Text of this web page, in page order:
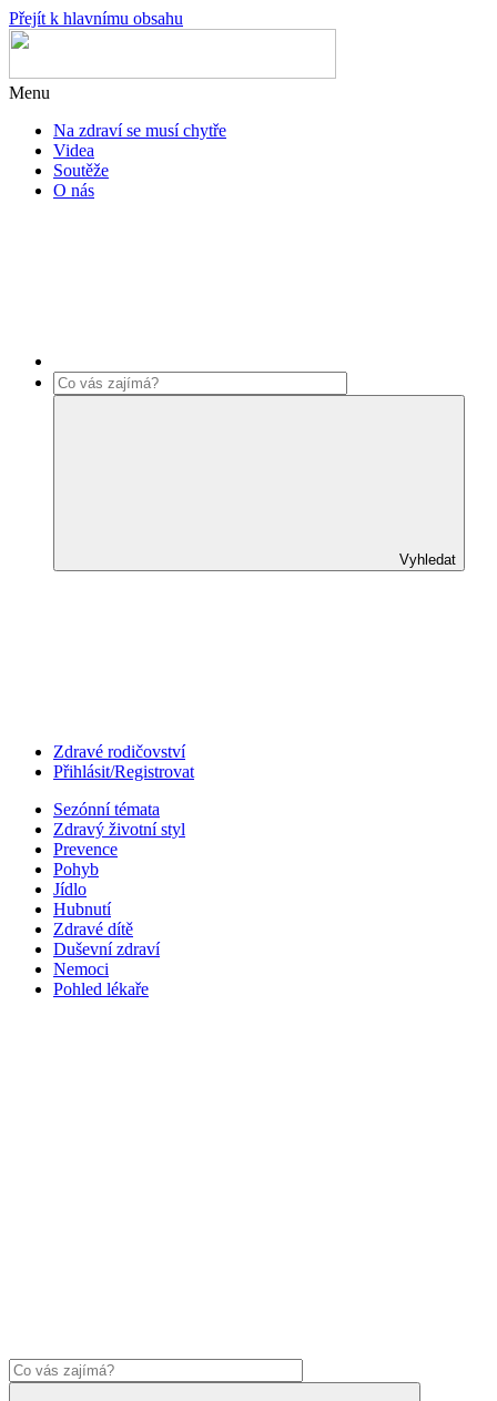
Přejít k hlavnímu obsahu
Menu
Na zdraví se musí chytře
Videa
Soutěže
O nás
Vyhledat
Zdravé rodičovství
Přihlásit/Registrovat
Sezónní témata
Zdravý životní styl
Prevence
Pohyb
Jídlo
Hubnutí
Zdravé dítě
Duševní zdraví
Nemoci
Pohled lékaře